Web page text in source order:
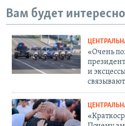
Вам будет интересно
«Очень
и
связывают